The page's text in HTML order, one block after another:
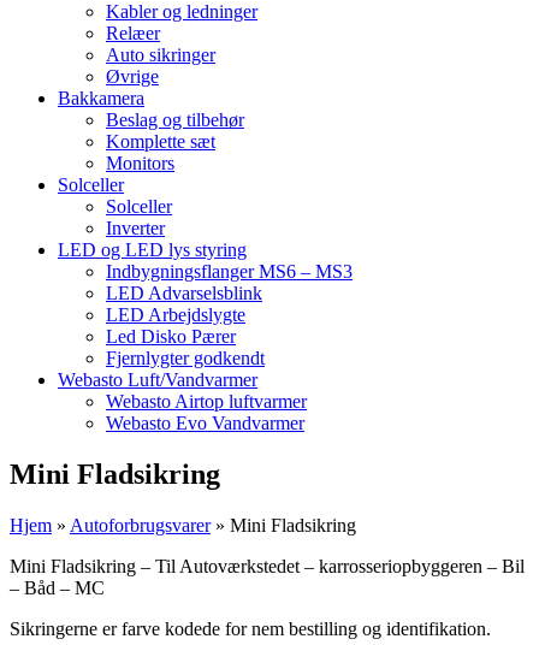
Kabler og ledninger
Relæer
Auto sikringer
Øvrige
Bakkamera
Beslag og tilbehør
Komplette sæt
Monitors
Solceller
Solceller
Inverter
LED og LED lys styring
Indbygningsflanger MS6 – MS3
LED Advarselsblink
LED Arbejdslygte
Led Disko Pærer
Fjernlygter godkendt
Webasto Luft/Vandvarmer
Webasto Airtop luftvarmer
Webasto Evo Vandvarmer
Mini Fladsikring
Hjem » Autoforbrugsvarer» Mini Fladsikring
Mini Fladsikring – Til Autoværkstedet – karrosseriopbyggeren – Bil
– Båd – MC
Sikringerne er farve kodede for nem bestilling og identifikation.